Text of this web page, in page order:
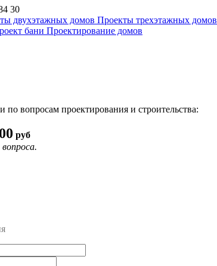
30
двухэтажных домов Проекты трехэтажных домов
бани Проектирование домов
вопросам проектирования и строительства:
руб